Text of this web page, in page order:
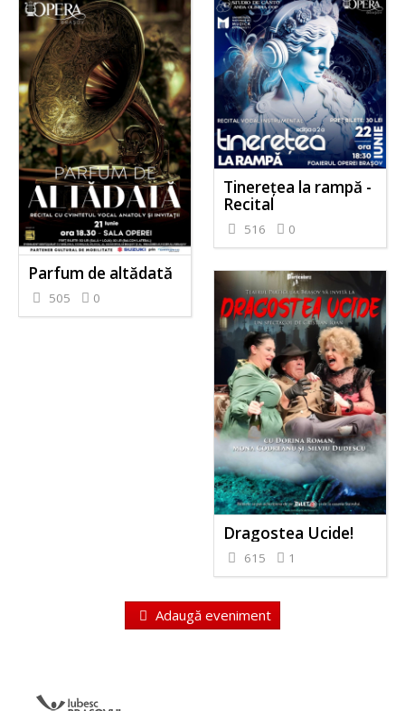
Parfum de altădată
505 0
Tinerețea la rampă -
Recital
516 0
Dragostea Ucide!
615 1
Adaugă eveniment